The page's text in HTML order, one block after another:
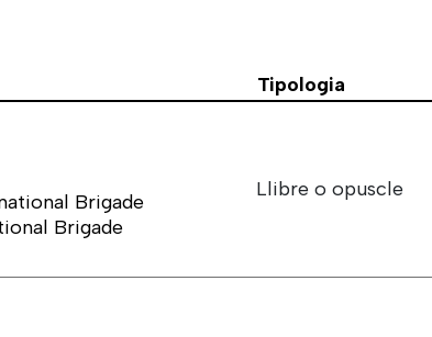
Tipologia
Brigade
Brigade
Llibre o opuscle